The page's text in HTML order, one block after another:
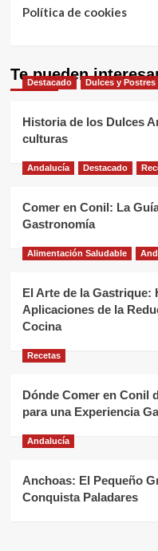
Política de cookies
Te pueden
Destacado Dulces y Postres
Historia de los Dulces
culturas
Andalucía Destacado
Comer en Conil: La
Gastronomía
Alimentación Saludable
El Arte de la Gastrique:
Aplicaciones de la
Cocina
Recetas
Dónde Comer en Conil
para una Experiencia
Andalucía
Anchoas: El Pequeño
Conquista Paladares